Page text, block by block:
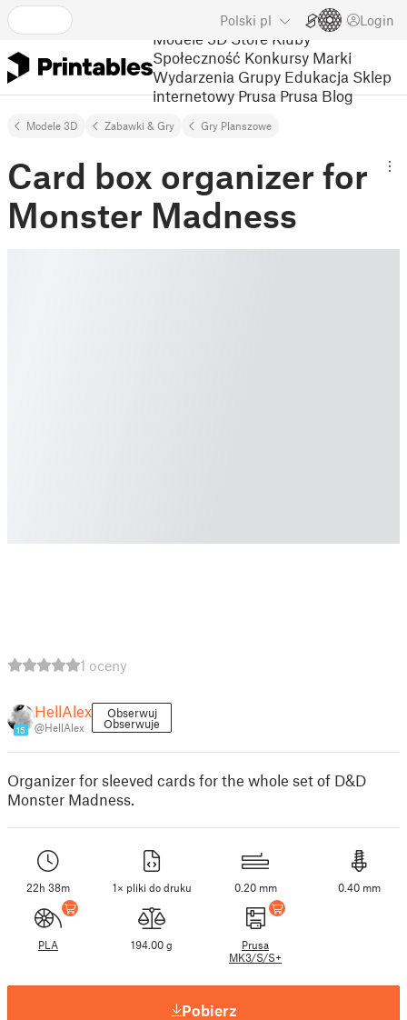
Polski pl Login
Modele 3D Store Kluby
Społeczność Konkursy Marki
Wydarzenia Grupy Edukacja Sklep
internetowy Prusa Prusa Blog
Modele 3D Zabawki & Gry Gry Planszowe
Card box organizer for
Monster Madness
1 oceny
15
HellAlex
@HellAlex
Obserwuj
Obserwuje
Organizer for sleeved cards for the whole set of D&D
Monster Madness.
22h 38m 1× pliki do druku 0.20 mm 0.40 mm
PLA 194.00 g
Prusa
MK3/S/S+
Pobierz